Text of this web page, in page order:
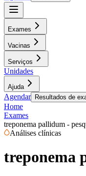
Exames
Vacinas
Serviços
Unidades
Ajuda
Agendar Resultados de
Home
Exames
treponema pallidum -
Análises clínicas
treponema